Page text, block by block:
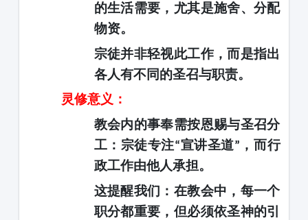
的生活需要，尤其是施舍、分配
物资。
宗徒并非轻视此工作，而是指出
各人有不同的圣召与职责。
灵修意义：
教会内的事奉需按恩赐与圣召分
工：宗徒专注“宣讲圣道” ，而行
政工作由他人承担。
这提醒我们：在教会中，每一个
职分都重要，但必须依圣神的引